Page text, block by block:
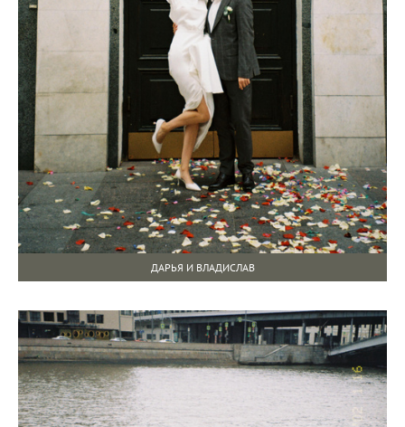
ДАРЬЯ И ВЛАДИСЛАВ